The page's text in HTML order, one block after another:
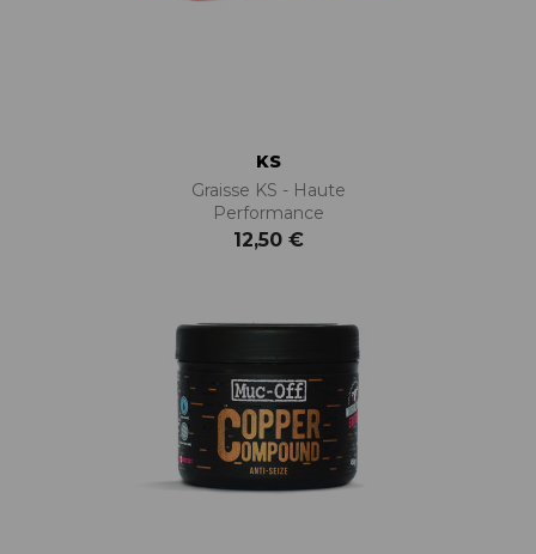
KS
Graisse KS - Haute
Performance
12,50 €